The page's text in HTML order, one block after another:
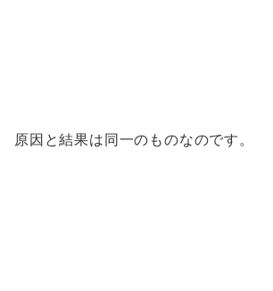
原因と結果は同一のものなのです。